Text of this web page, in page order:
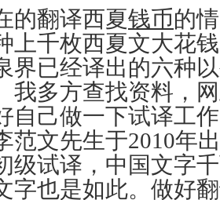
翻译西夏钱币的
上千枚西夏文大花
界已经译出的六种
我多方查找资料，
自己做一下试译工
范文先生于2010年
级试译，中国文字
字也是如此。做好